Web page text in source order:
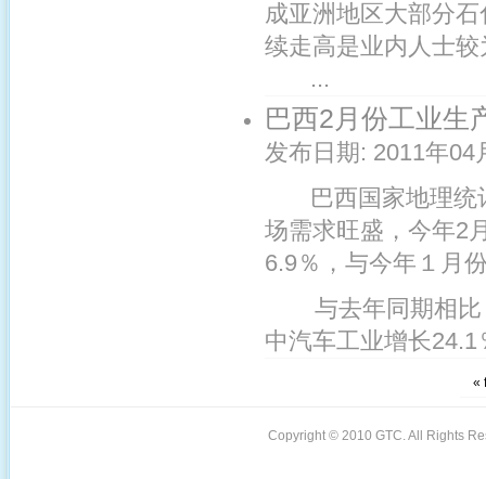
成亚洲地区大部分
续走高是业内人士
...
巴西2月份工业生
发布日期: 2011年04
巴西国家地理统
场需求旺盛，今年2
6.9％，与今年１月
与去年同期相比
中汽车工业增长
«
Copyright © 2010 GTC. All Rights